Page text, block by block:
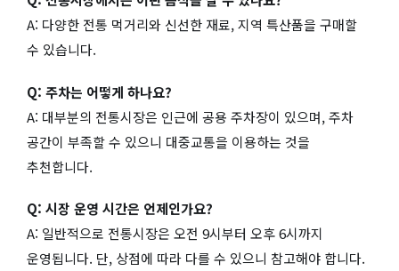
A: 다양한 전통 먹거리와 신선한 재료, 지역 특산품을 구매할
수 있습니다.
Q: 주차는 어떻게 하나요?
A: 대부분의 전통시장은 인근에 공용 주차장이 있으며, 주차
공간이 부족할 수 있으니 대중교통을 이용하는 것을
추천합니다.
Q: 시장 운영 시간은 언제인가요?
A: 일반적으로 전통시장은 오전 9시부터 오후 6시까지
운영됩니다. 단, 상점에 따라 다를 수 있으니 참고해야 합니다.